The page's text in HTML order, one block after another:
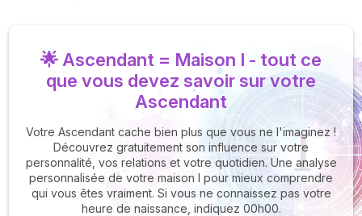
🌟 Ascendant = Maison I - tout ce
que vous devez savoir sur votre
Ascendant
Votre Ascendant cache bien plus que vous ne l'imaginez !
Découvrez gratuitement son influence sur votre
personnalité, vos relations et votre quotidien. Une analyse
personnalisée de votre maison I pour mieux comprendre
qui vous êtes vraiment. Si vous ne connaissez pas votre
heure de naissance, indiquez 00h00.